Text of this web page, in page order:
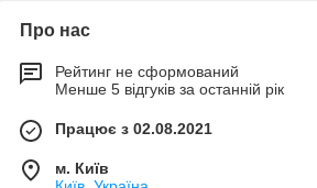
Про нас
Рейтинг не сформований
Менше 5 відгуків за останній рік
Працює з 02.08.2021
м. Київ